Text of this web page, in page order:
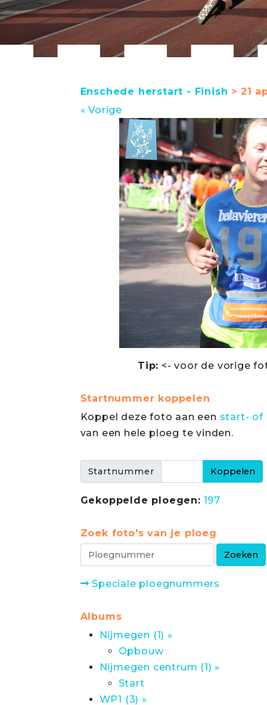
Enschede herstart - Finish > 21
« Vorige
Tip: <- voor de vorige
Startnummer koppelen
Koppel deze foto aan een start- of
van een hele ploeg te vinden.
Startnummer
Gekoppelde ploegen: 197
Zoek foto's van je ploeg
Speciale ploegnummers
Albums
Nijmegen (1) »
Opbouw
Nijmegen centrum (1) »
Start
WP1 (3) »